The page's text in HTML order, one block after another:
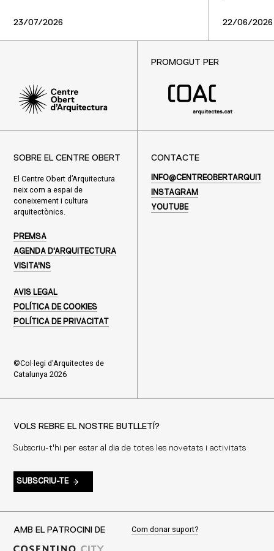
23/07/2026 22/06/2026
PROMOGUT PER
SOBRE EL CENTRE OBERT
El Centre Obert d’Arquitectura
neix com a espai de
coneixement i cultura
arquitectònics.
PREMSA
AGENDA D'ARQUITECTURA
VISITA'NS
AVIS LEGAL
POLÍTICA DE COOKIES
POLÍTICA DE PRIVACITAT
©Col·legi d'Arquitectes de
Catalunya 2026
CONTACTE
INSTAGRAM
YOUTUBE
VOLS REBRE EL NOSTRE BUTLLETÍ?
Subscriu-t'hi per estar al dia de totes les novetats i activitats
SUBSCRIU-TE
AMB EL PATROCINI DE Com donar suport?